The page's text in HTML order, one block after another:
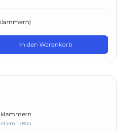
In den Warenkorb
1804